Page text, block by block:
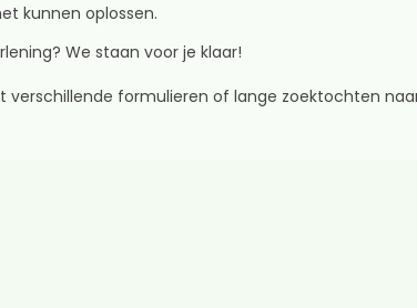
kunnen oplossen.
We staan voor je klaar!
formulieren of lange zoektochten